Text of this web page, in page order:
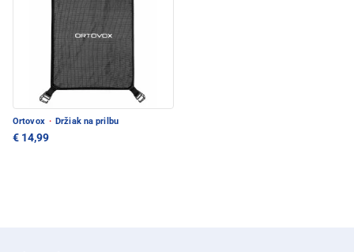
Ortovox · Držiak na prilbu
€ 14,99